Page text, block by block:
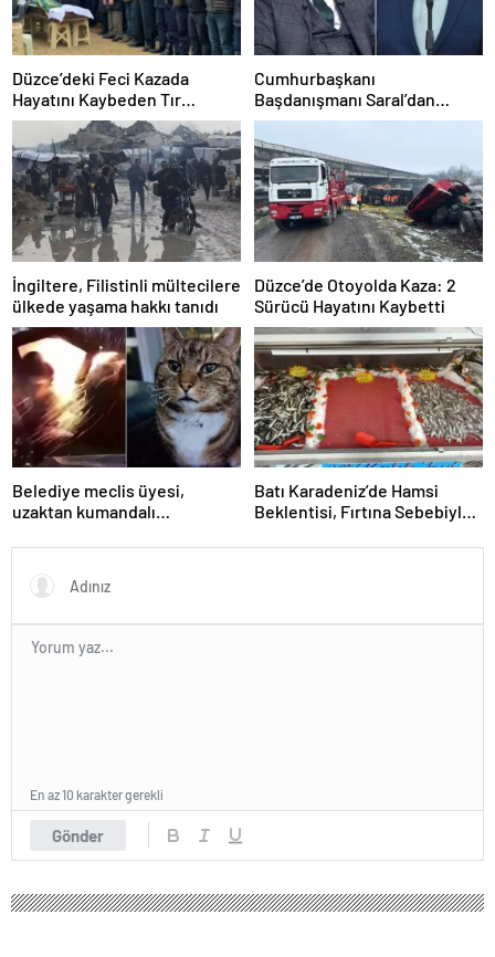
Düzce’deki Feci Kazada
Hayatını Kaybeden Tır
Sürücüsü Memleketine
Uğurlandı
Cumhurbaşkanı
Başdanışmanı Saral’dan
gündem yaratacak Mansur
Yavaş iddiası
İngiltere, Filistinli mültecilere
ülkede yaşama hakkı tanıdı
Düzce’de Otoyolda Kaza: 2
Sürücü Hayatını Kaybetti
Belediye meclis üyesi,
uzaktan kumandalı
uçurmaya çalıştı
Batı Karadeniz’de Hamsi
Beklentisi, Fırtına Sebebiyle
Gönder
En az 10 karakter gerekli